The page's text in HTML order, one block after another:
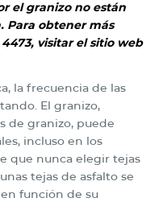
el granizo no están
Para obtener más
visitar el sitio web
la frecuencia de las
El granizo,
de granizo, puede
incluso en los
que nunca elegir tejas
tejas de asfalto se
función de su